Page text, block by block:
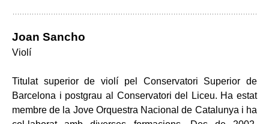
Joan Sancho
Violí
Titulat superior de violí pel Conservatori Superior de
Barcelona i postgrau al Conservatori del Liceu. Ha estat
membre de la Jove Orquestra Nacional de Catalunya i ha